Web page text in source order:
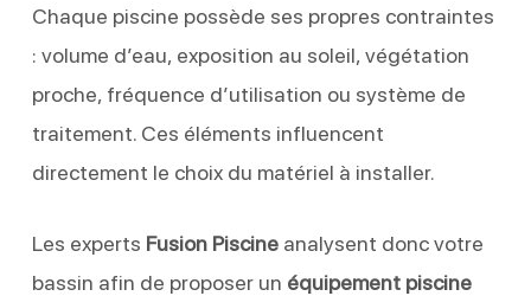
Chaque piscine possède ses propres contraintes
: volume d’eau, exposition au soleil, végétation
proche, fréquence d’utilisation ou système de
traitement. Ces éléments influencent
directement le choix du matériel à installer.
Les experts Fusion Piscineanalysent donc votre
bassin afin de proposer un équipement piscine